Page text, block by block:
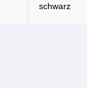
schwarz